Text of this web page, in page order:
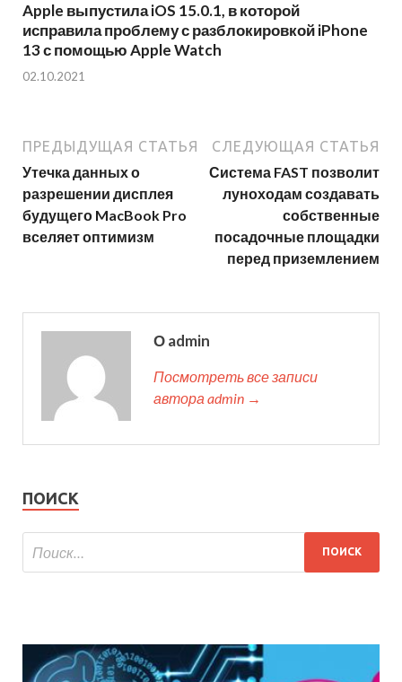
Apple выпустила iOS 15.0.1, в которой
исправила проблему с разблокировкой iPhone
13 с помощью Apple Watch
02.10.2021
ПРЕДЫДУЩАЯ СТАТЬЯ
Утечка данных о
разрешении дисплея
будущего MacBook Pro
вселяет оптимизм
СЛЕДУЮЩАЯ СТАТЬЯ
Система FAST позволит
луноходам создавать
собственные
посадочные площадки
перед приземлением
О admin
Посмотреть все записи
автора admin →
ПОИСК